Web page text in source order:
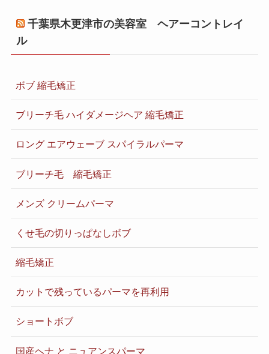
千葉県木更津市の美容室 ヘアーコントレイ
ル
ボブ 縮毛矯正
ブリーチ毛 ハイダメージヘア 縮毛矯正
ロング エアウェーブ スパイラルパーマ
ブリーチ毛 縮毛矯正
メンズ クリームパーマ
くせ毛の切りっぱなしボブ
縮毛矯正
カットで残っているパーマを再利用
ショートボブ
国産ヘナ と ニュアンスパーマ